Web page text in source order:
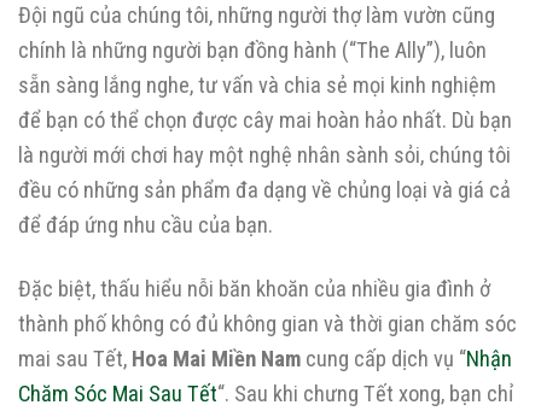
Đội ngũ của chúng tôi, những người thợ làm vườn cũng
chính là những người bạn đồng hành (“The Ally”), luôn
sẵn sàng lắng nghe, tư vấn và chia sẻ mọi kinh nghiệm
để bạn có thể chọn được cây mai hoàn hảo nhất. Dù bạn
là người mới chơi hay một nghệ nhân sành sỏi, chúng tôi
đều có những sản phẩm đa dạng về chủng loại và giá cả
để đáp ứng nhu cầu của bạn.
Đặc biệt, thấu hiểu nỗi băn khoăn của nhiều gia đình ở
thành phố không có đủ không gian và thời gian chăm sóc
mai sau Tết, Hoa Mai Miền Nam cung cấp dịch vụ “Nhận
Chăm Sóc Mai Sau Tết“. Sau khi chưng Tết xong, bạn chỉ